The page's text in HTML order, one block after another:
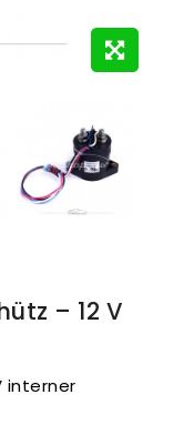
– 12 V
interner